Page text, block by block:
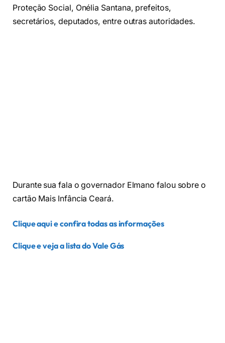
Proteção Social, Onélia Santana, prefeitos,
secretários, deputados, entre outras autoridades.
Durante sua fala o governador Elmano falou sobre o
cartão Mais Infância Ceará.
Clique aqui e confira todas as informações
Clique e veja a lista do Vale Gás